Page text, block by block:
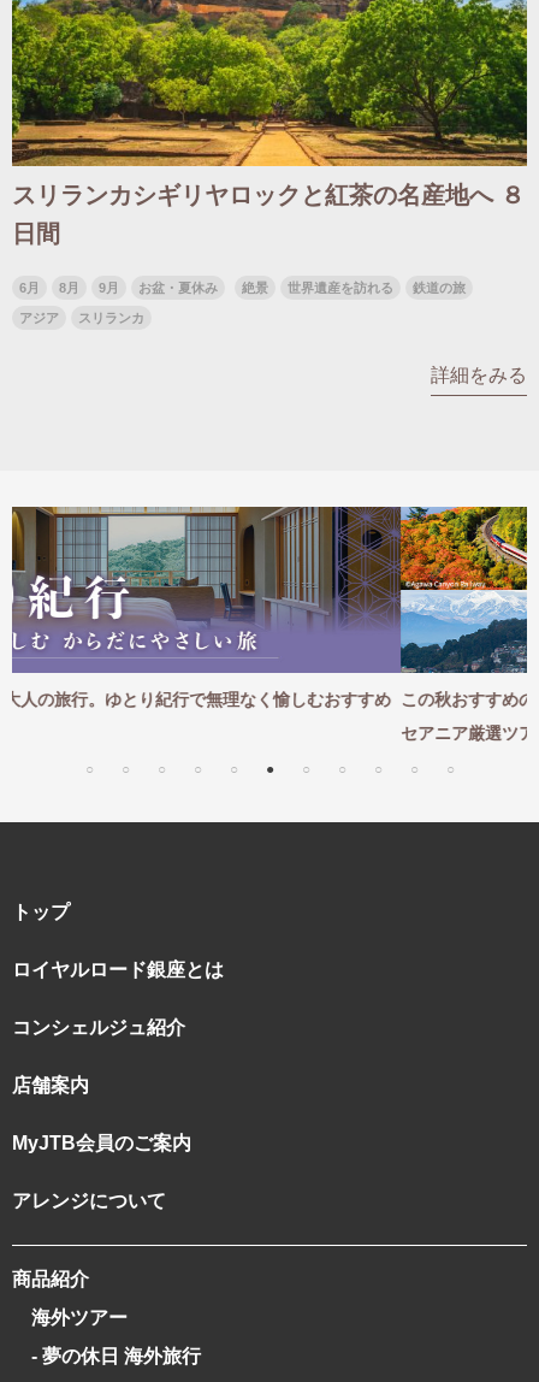
ゴールデンウィーク
お盆・夏休み
年末年始
ブランド
“知究”紀行
GRAND'EX
ヨーロッパの田舎（村・町）
1度は見てみたい遺跡
野生動物に出合う
オーロラ
クルーズ
音楽鑑賞
名画鑑賞
お花・紅葉
鉄道の旅
ハイキング・トレッキング
ブランド
夢の休日 煌
夢の休日 国内旅行
四季彩紀行
目的・テーマから探す
紅葉
花火
祭り
ガンツウ
ななつ星in九州
芸術鑑賞（美術、音楽）・講師同行
の旅
スリランカシギリヤロックと紅茶の名産地へ ８
日間
6月 8月 9月 お盆・夏休み 絶景 世界遺産を訪れる 鉄道の旅
アジア スリランカ
詳細をみる
しむおすすめ この秋おすすめの海外旅行｜心おきなく愉しむカナダ
トップ
ロイヤルロード銀座とは
コンシェルジュ紹介
店舗案内
MyJTB会員のご案内
アレンジについて
商品紹介
海外ツアー
- 夢の休日 海外旅行